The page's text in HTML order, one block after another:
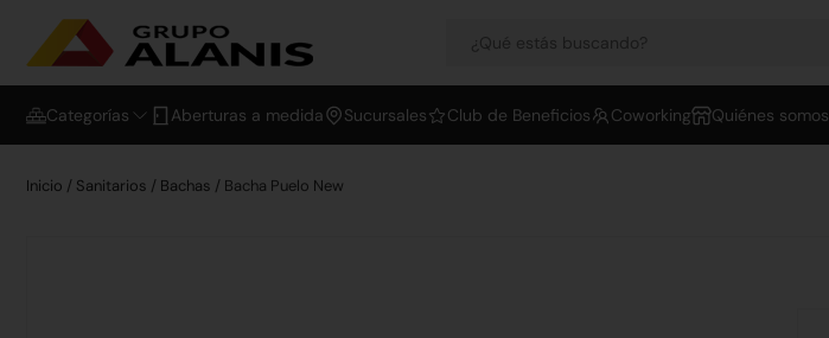
Categorías Aberturas a medida Sucursales Club de Beneficios Coworking Quiénes somos
Inicio / Sanitarios / Bachas / Bacha Puelo New